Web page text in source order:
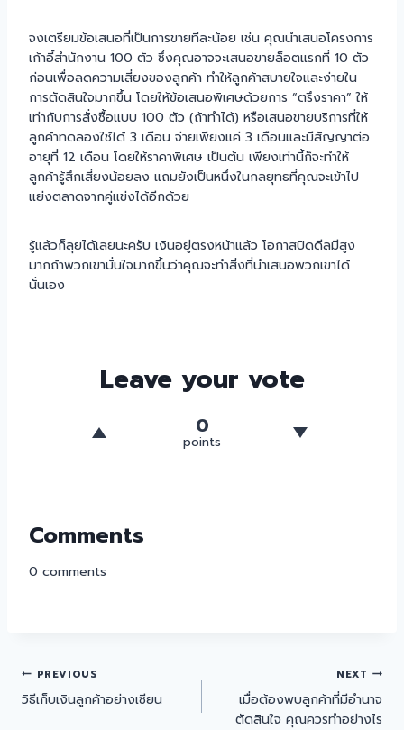
จงเตรียมข้อเสนอที่เป็นการขายทีละน้อย เช่น คุณนำเสนอโครงการ
เก้าอี้สำนักงาน 100 ตัว ซึ่งคุณอาจจะเสนอขายล็อตแรกที่ 10 ตัว
ก่อนเพื่อลดความเสี่ยงของลูกค้า ทำให้ลูกค้าสบายใจและง่ายใน
การตัดสินใจมากขึ้น โดยให้ข้อเสนอพิเศษด้วยการ “ตรึงราคา” ให้
เท่ากับการสั่งซื้อแบบ 100 ตัว (ถ้าทำได้) หรือเสนอขายบริการที่ให้
ลูกค้าทดลองใช้ได้ 3 เดือน จ่ายเพียงแค่ 3 เดือนและมีสัญญาต่อ
อายุที่ 12 เดือน โดยให้ราคาพิเศษ เป็นต้น เพียงเท่านี้ก็จะทำให้
ลูกค้ารู้สึกเสี่ยงน้อยลง แถมยังเป็นหนึ่งในกลยุทธที่คุณจะเข้าไป
แย่งตลาดจากคู่แข่งได้อีกด้วย
รู้แล้วก็ลุยได้เลยนะครับ เงินอยู่ตรงหน้าแล้ว โอกาสปิดดีลมีสูง
มากถ้าพวกเขามั่นใจมากขึ้นว่าคุณจะทำสิ่งที่นำเสนอพวกเขาได้
นั่นเอง
Leave your vote
0
points
Comments
0 comments
PREVIOUS
วิธีเก็บเงินลูกค้าอย่างเซียน
NEXT
เมื่อต้องพบลูกค้าที่มีอำนาจ
ตัดสินใจ คุณควรทำอย่างไร